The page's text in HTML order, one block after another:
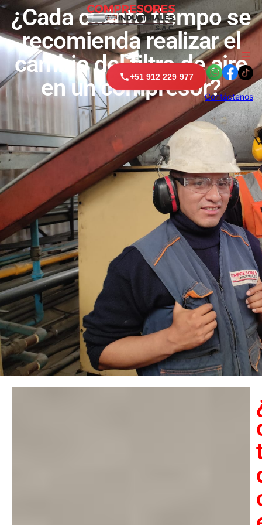
+51 912 229 977
Contáctenos
¿Cada cuánto tiempo se
recomienda realizar el
cambio del filtro de aire
en un compresor?